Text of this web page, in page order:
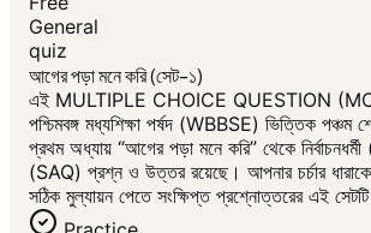
General
quiz
আগের পড়া মনে করি (সেট-১)
এই MULTIPLE CHOICE QUESTION
পশ্চিমবঙ্গ মধ্যশিক্ষা পর্ষদ (WBBSE) ভিত্তিক পঞ্চম
প্রথম অধ্যায় “আগের পড়া মনে করি” থেকে
(SAQ) প্রশ্ন ও উত্তর রয়েছে। আপনার চর্চার
সঠিক মুল্যায়ন পেতে সংক্ষিপ্ত প্রশ্নোত্তরের এই